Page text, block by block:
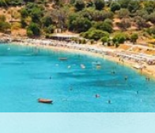
Carrières chez